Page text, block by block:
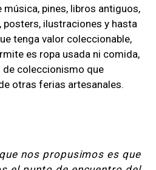
música, pines, libros antiguos,
ilustraciones y hasta
tenga valor coleccionable,
es ropa usada ni comida,
de coleccionismo que
otras ferias artesanales.
que nos propusimos es que